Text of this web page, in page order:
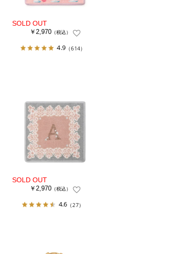
￥2,970（税込）
4.9 （614）
￥2,970（税込）
4.6 （27）